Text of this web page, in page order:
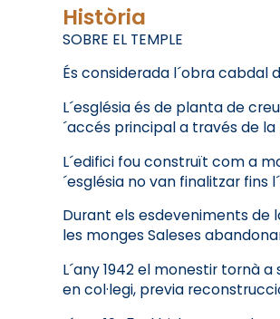
Història
SOBRE EL TEMPLE
És considerada l´obra cabdal
L´església és de planta de
´accés principal a través de
L´edifici fou construït com a
´església no van finalitzar fins
Durant els esdeveniments de
les monges Saleses
L´any 1942 el monestir tornà
en col·legi, previa